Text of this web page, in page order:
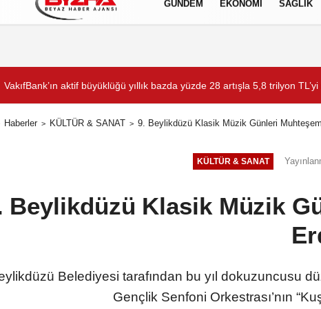
Künye Çerez Politikası
GÜNDEM EKONOMİ SAĞLIK
VakıfBank’ın aktif büyüklüğü yıllık bazda yüzde 28 artışla 5,8 trilyon TL’yi
Haberler KÜLTÜR & SANAT 9. Beylikdüzü Klasik Müzik Günleri
KÜLTÜR & SANAT
Beylikdüzü Klasik Müzik
Belediyesi tarafından bu yıl dokuzuncusu
Gençlik Senfoni Orkestrası’nın